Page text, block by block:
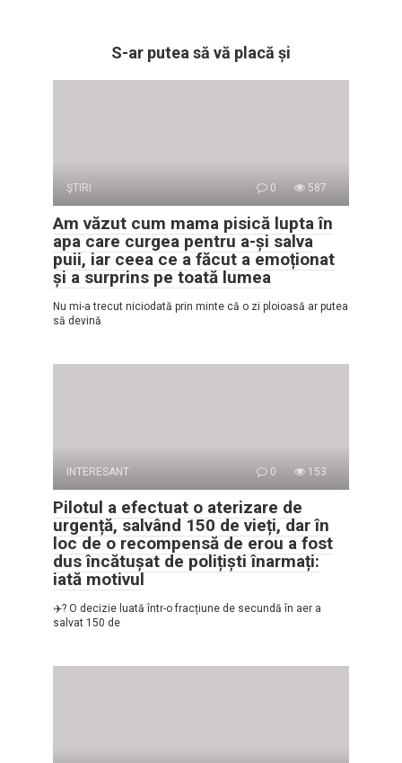
S-ar putea să vă placă și
ŞTIRI 0 587
Am văzut cum mama pisică lupta în
apa care curgea pentru a-și salva
puii, iar ceea ce a făcut a emoționat
și a surprins pe toată lumea
Nu mi-a trecut niciodată prin minte că o zi ploioasă ar putea
să devină
INTERESANT 0 153
Pilotul a efectuat o aterizare de
urgență, salvând 150 de vieți, dar în
loc de o recompensă de erou a fost
dus încătușat de polițiști înarmați:
iată motivul
✈️? O decizie luată într-o fracțiune de secundă în aer a
salvat 150 de